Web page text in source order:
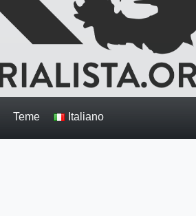
Teme Italiano